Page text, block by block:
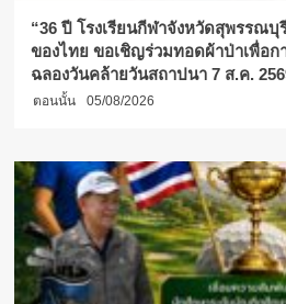
“36 ปี โรงเรียนกีฬาจังหวัดสุพรรณบุ
ของไทย ขอเชิญร่วมทอดผ้าป่าเพื่อ
ฉลองวันคล้ายวันสถาปนา 7 ส.ค.
ตอนนั้น 05/08/2026